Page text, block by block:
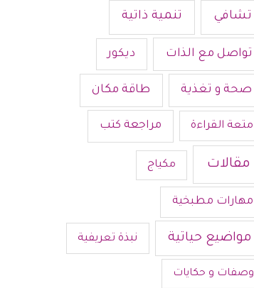
تشافي تنمية ذاتية
تواصل مع الذات ديكور
صحة و تغذية طاقة مكان
متعة القراءة مراجعة كتب
مقالات مكياج
مهارات مطبخية
مواضيع حياتية نبذة تعريفية
وصفات و حكايات